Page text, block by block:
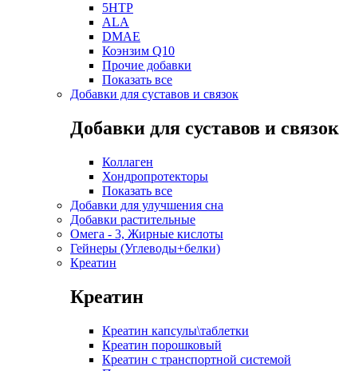
5HTP
ALA
DMAE
Коэнзим Q10
Прочие добавки
Показать все
Добавки для суставов и связок
Добавки для суставов и связок
Коллаген
Хондропротекторы
Показать все
Добавки для улучшения сна
Добавки растительные
Омега - 3, Жирные кислоты
Гейнеры (Углеводы+белки)
Креатин
Креатин
Креатин капсулы\таблетки
Креатин порошковый
Креатин с транспортной системой